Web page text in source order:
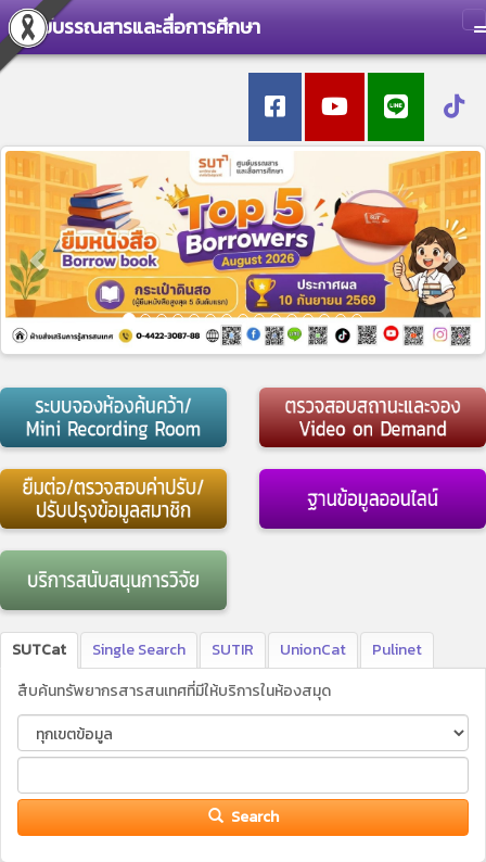
ศูนย์บรรณสารและสื่อการศึกษา
Previous
SUTCat Single Search SUTIR UnionCat
Pulinet
สืบค้นทรัพยากรสารสนเทศที่มีให้บริการในห้องสมุด
Search